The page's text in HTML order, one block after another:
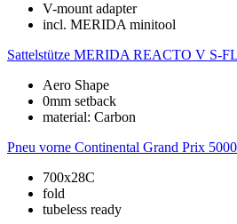
V-mount adapter
incl. MERIDA minitool
Sattelstütze MERIDA REACTO V S-
Aero Shape
0mm setback
material: Carbon
Pneu vorne Continental Grand Prix
700x28C
fold
tubeless ready